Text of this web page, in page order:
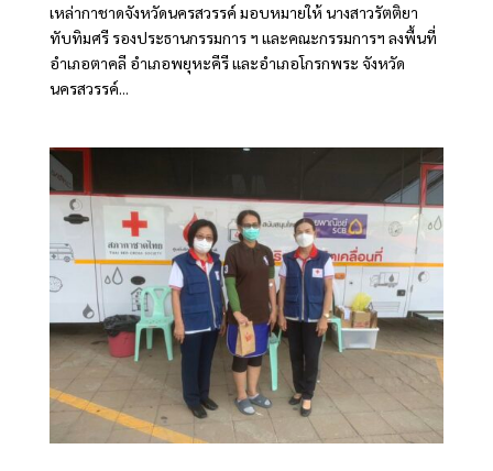
เหล่ากาชาดจังหวัดนครสวรรค์ มอบหมายให้ นางสาวรัตติยา
ทับทิมศรี รองประธานกรรมการ ฯ และคณะกรรมการฯ ลงพื้นที่
อำเภอตาคลี อำเภอพยุหะคีรี และอำเภอโกรกพระ จังหวัด
นครสวรรค์...